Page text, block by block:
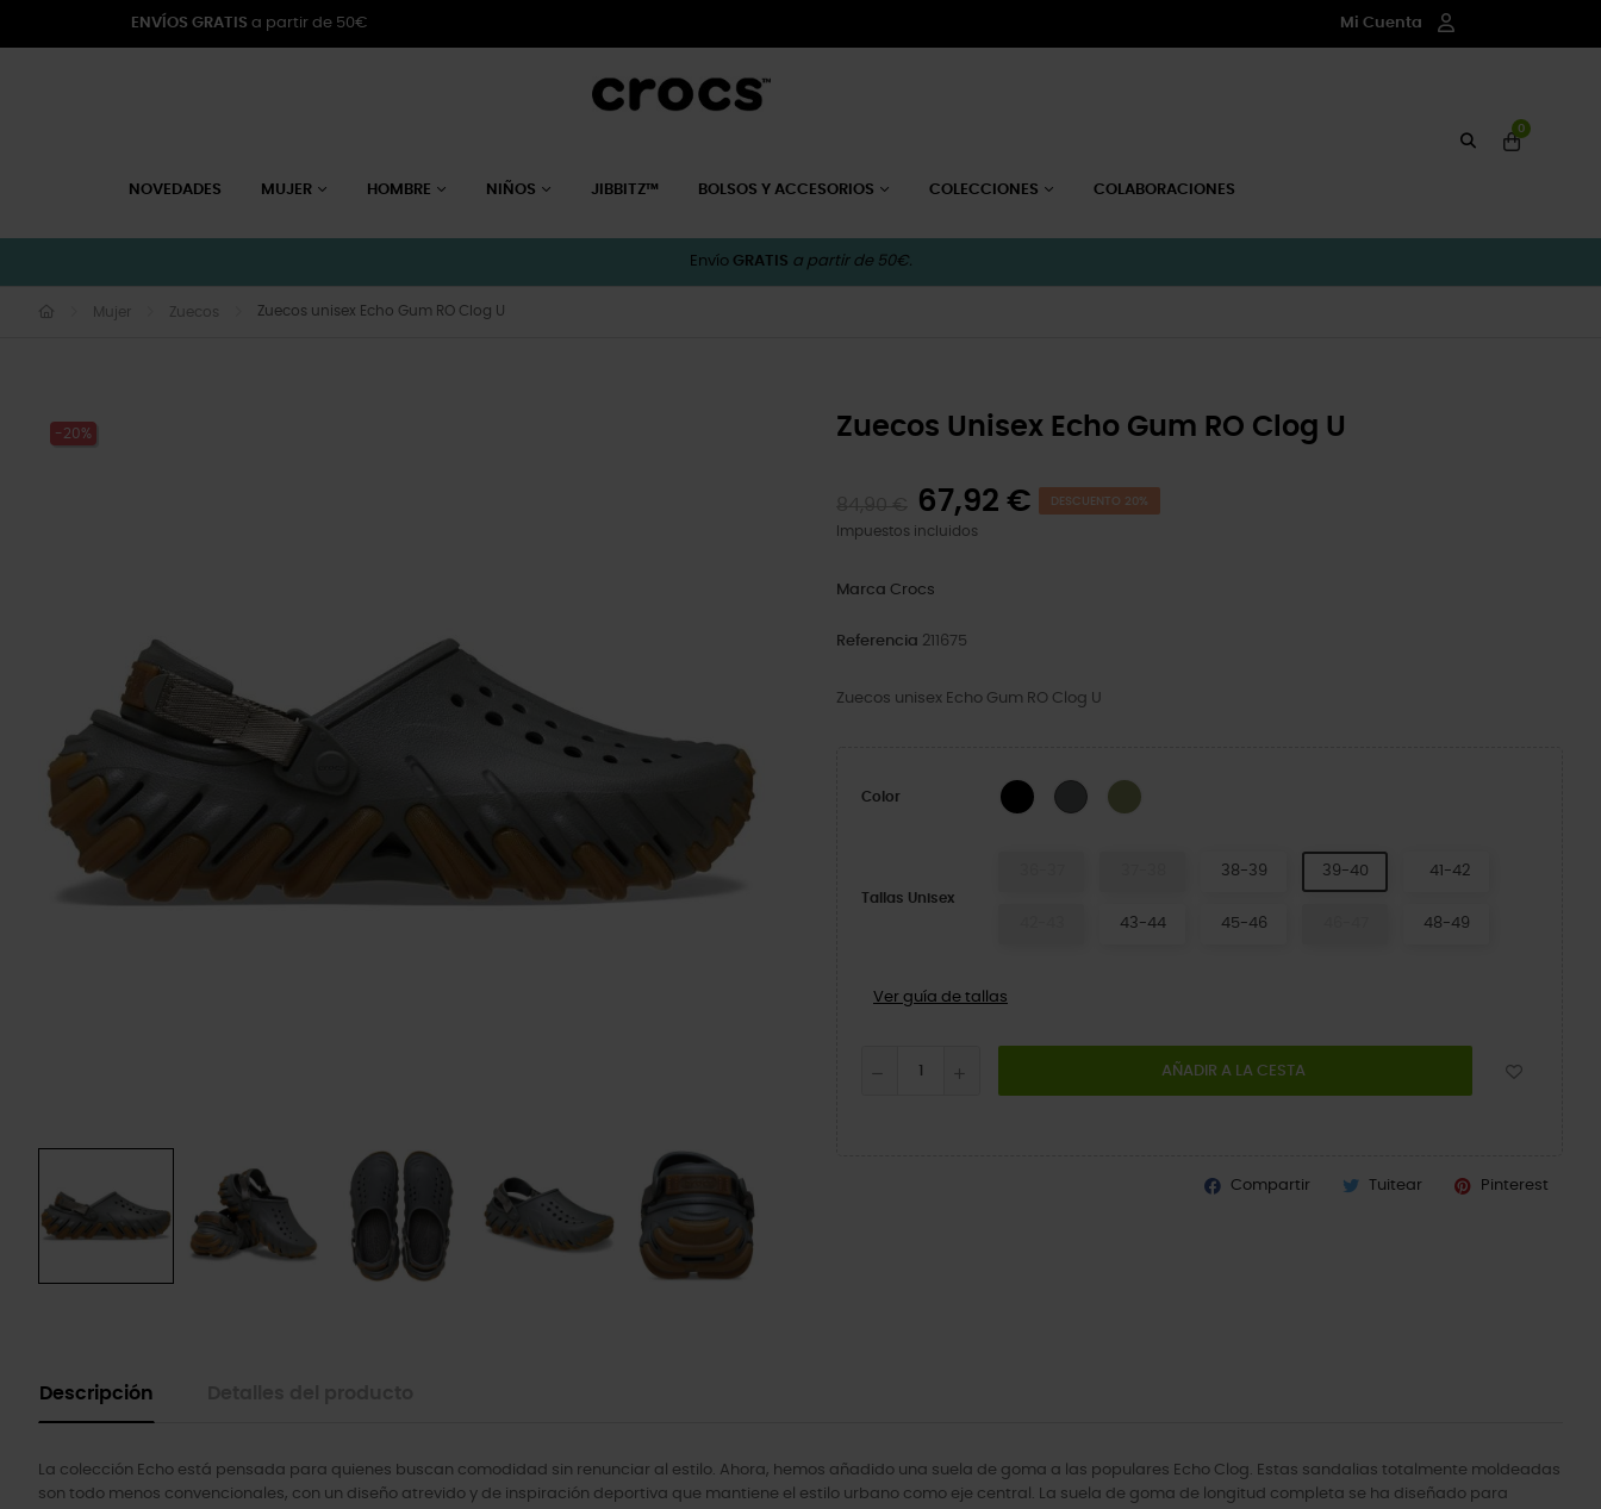
ENVÍOS GRATIS a partir de 50€ Mi Cuenta
NOVEDADES MUJER HOMBRE NIÑOS JIBBITZ™ BOLSOS Y ACCESORIOS COLECCIONES COLABORACIONES
0
Envío GRATIS a partir de 50€.
Mujer Zuecos Zuecos unisex Echo Gum RO Clog U
-20% Zuecos Unisex Echo Gum RO Clog U
67,92 € DESCUENTO 20%
Impuestos incluidos
Marca Crocs
Referencia 211675
Zuecos unisex Echo Gum RO Clog U
Color Black Slate GreyArmy Green
Tallas Unisex
38-39 39-40 41-42
43-44 45-46 48-49
Ver guía de tallas
AÑADIR A LA CESTA
Compartir Tuitear Pinterest
Descripción
La colección Echo está pensada para quienes buscan comodidad sin renunciar al estilo. Ahora, hemos añadido una suela de goma a las populares Echo Clog. Estas sandalias totalmente moldeadas
son todo menos convencionales, con un diseño atrevido y de inspiración deportiva que mantiene el estilo urbano como eje central. La suela de goma de longitud completa se ha diseñado para